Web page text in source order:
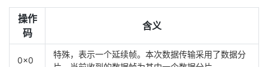
操作
码
含义
0x0
特殊，表示一个延续帧。本次数据传输采用了数据分